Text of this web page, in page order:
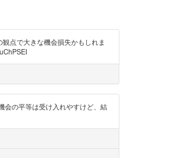
点で大きな機会損失かもしれま
会の平等は受け入れやすけど、結